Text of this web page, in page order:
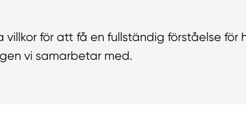
för att få en fullständig förståelse för
vi samarbetar med.